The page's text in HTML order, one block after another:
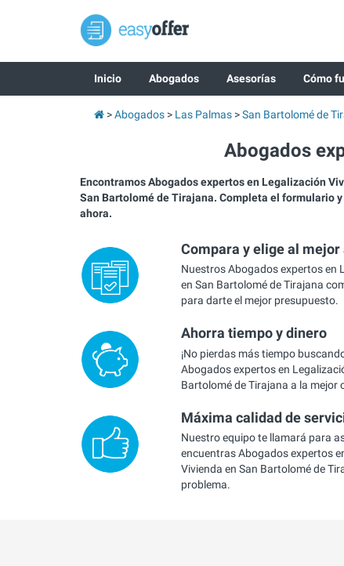
Inicio Abogados Asesorías Cómo
Abogados Las Palmas San Bartolomé de
Abogados
Encontramos Abogados expertos en Legalización
San Bartolomé de Tirajana. Completa el formulario
ahora.
Compara y elige al mejor
Nuestros Abogados expertos en
en San Bartolomé de Tirajana
para darte el mejor presupuesto.
Ahorra tiempo y dinero
¡No pierdas más tiempo
Abogados expertos en
Bartolomé de Tirajana a la mejor
Máxima calidad de
Nuestro equipo te llamará para
encuentras Abogados expertos
Vivienda en San Bartolomé de
problema.